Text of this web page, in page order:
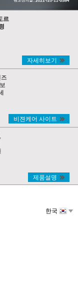
르
자세히보기
비젼케어 사이트
제품설명
한국